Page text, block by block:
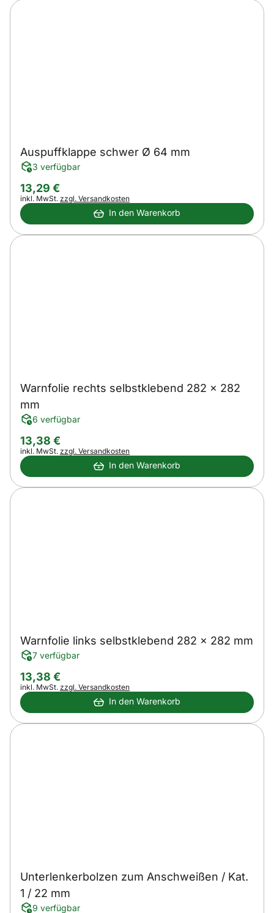
Auspuffklappe schwer Ø 64 mm
3 verfügbar
13,29 €
Steuerhinweis:
inkl. MwSt. zzgl. Versandkosten
In den Warenkorb
Warnfolie rechts selbstklebend 282 x 282
mm
6 verfügbar
13,38 €
Steuerhinweis:
inkl. MwSt. zzgl. Versandkosten
In den Warenkorb
Warnfolie links selbstklebend 282 x 282 mm
7 verfügbar
13,38 €
Steuerhinweis:
inkl. MwSt. zzgl. Versandkosten
In den Warenkorb
Unterlenkerbolzen zum Anschweißen / Kat.
1 / 22 mm
9 verfügbar